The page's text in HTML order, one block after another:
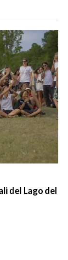
del Lago del